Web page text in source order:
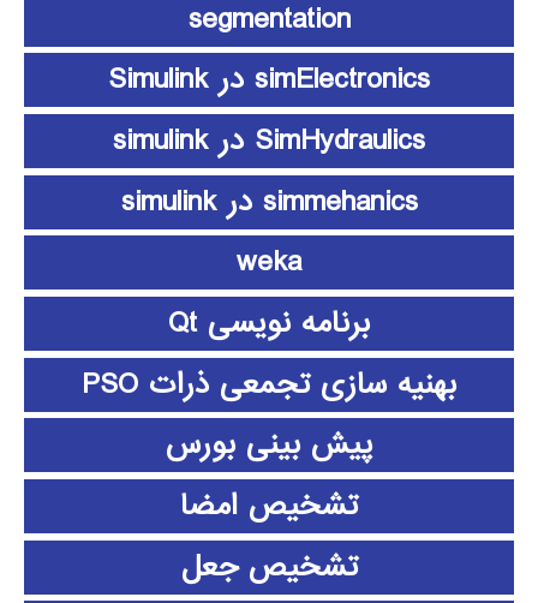
segmentation
simElectronics در Simulink
SimHydraulics در simulink
simmehanics در simulink
weka
برنامه نویسی Qt
بهنیه سازی تجمعی ذرات PSO
پیش بینی بورس
تشخیص امضا
تشخیص جعل